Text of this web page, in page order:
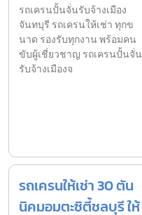
รถเครนปั้นจั่นรับจ้างเมือง
จันทบุรี รถเครนให้เช่า ทุกข
นาด รองรับทุกงาน พร้อมคน
ขับผู้เชี่ยวชาญ รถเครนปั้นจั่น
รับจ้างเมืองจ
รถเครนให้เช่า 30 ตัน
นิคมอมตะซิตี้ชลบุรี ให้